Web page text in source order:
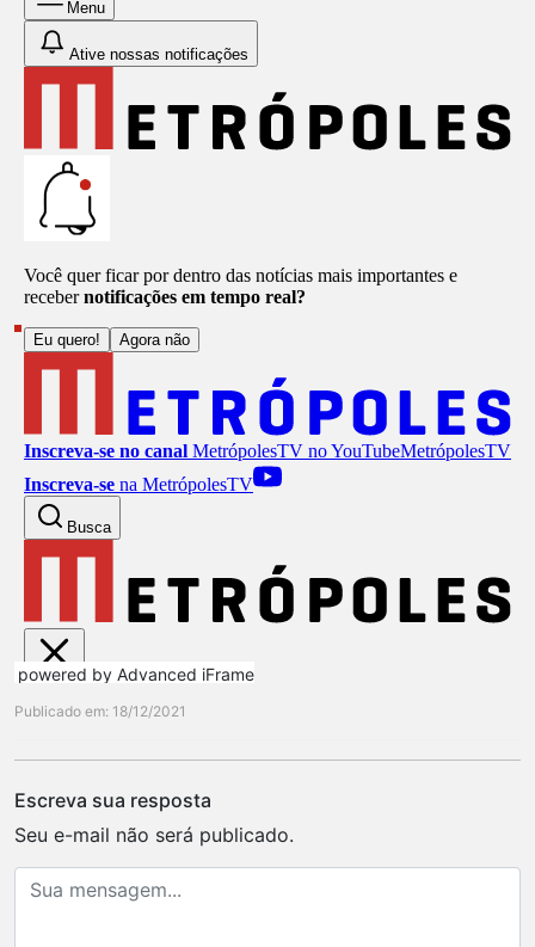
powered by Advanced iFrame
Publicado em: 18/12/2021
Escreva sua resposta
Seu e-mail não será publicado.